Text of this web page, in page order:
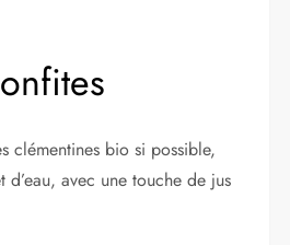
clémentines bio si possible,
avec une touche de jus